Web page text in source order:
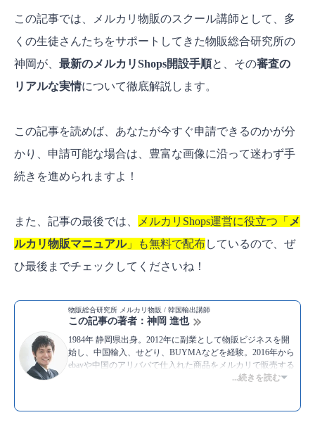
この記事では、メルカリ物販のスクール講師として、多
くの生徒さんたちをサポートしてきた物販総合研究所の
神岡が、 最新のメルカリShops開設手順と、その審査の
リアルな実情について徹底解説します。
この記事を読めば、あなたが今すぐ申請できるのかが分
かり、申請可能な場合は、豊富な画像に沿って迷わず手
続きを進められますよ！
また、記事の最後では、 メルカリShops運営に役立つ「 メ
ルカリ物販マニュアル 」も無料で配布しているので、ぜ
ひ最後までチェックしてくださいね！
物販総合研究所 メルカリ物販 / 韓国輸出講師
この記事の著者：神岡 進也
1984年 静岡県出身。2012年に副業として物販ビジネスを開
始し、中国輸入、せどり、BUYMAなどを経験。2016年から
ebayや中国のアリババで仕入れた商品をメルカリで販売する
物販を実践中。メルカリでは毎月100件〜150件の取引を行
...続きを読む